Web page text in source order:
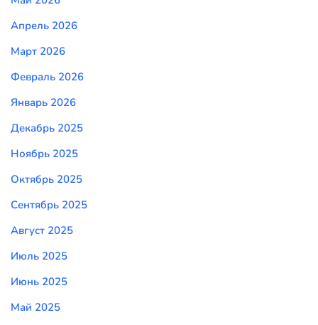
Апрель 2026
Март 2026
Февраль 2026
Январь 2026
Декабрь 2025
Ноябрь 2025
Октябрь 2025
Сентябрь 2025
Август 2025
Июль 2025
Июнь 2025
Май 2025